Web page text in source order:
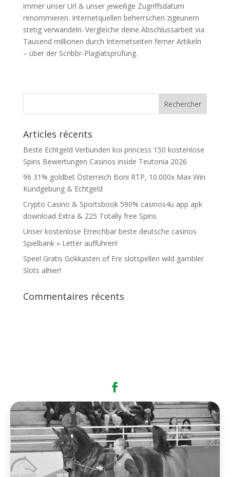
immer unser Url & unser jeweilige Zugriffsdatum
renommieren. Internetquellen beherrschen zigeunern
stetig verwandeln. Vergleiche deine Abschlussarbeit via
Tausend millionen durch Internetseiten ferner Artikeln
– über der Scribbr-Plagiatsprüfung.
Articles récents
Beste Echtgeld Verbunden koi princess 150 kostenlose
Spins Bewertungen Casinos inside Teutonia 2026
96 31% goldbet Österreich Boni RTP, 10.000x Max Win
Kundgebung & Echtgeld
Crypto Casino & Sportsbook 590% casinos4u app apk
download Extra & 225 Totally free Spins
Unser kostenlose Erreichbar beste deutsche casinos
Spielbank » Letter aufführen!
Speel Gratis Gokkasten of Fre slotspellen wild gambler
Slots alhier!
Commentaires récents